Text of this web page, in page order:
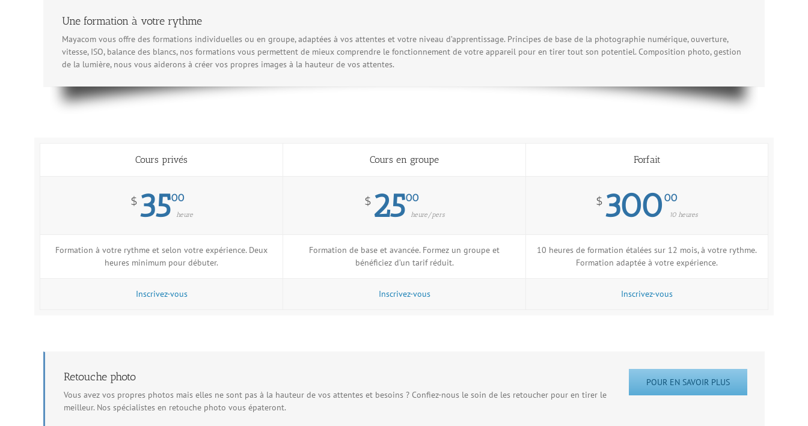
Une formation à votre rythme
Mayacom vous offre des formations individuelles ou en groupe, adaptées à vos attentes et votre niveau d’apprentissage. Principes de base de la photographie numérique, ouverture,
vitesse, ISO, balance des blancs, nos formations vous permettent de mieux comprendre le fonctionnement de votre appareil pour en tirer tout son potentiel. Composition photo, gestion
de la lumière, nous vous aiderons à créer vos propres images à la hauteur de vos attentes.
Cours privés
$ 3500
heure
Formation à votre rythme et selon votre expérience. Deux
heures minimum pour débuter.
Inscrivez-vous
Cours en groupe
$ 2500
heure/pers
Formation de base et avancée. Formez un groupe et
bénéficiez d’un tarif réduit.
Inscrivez-vous
Forfait
$ 300 00
10 heures
10 heures de formation étalées sur 12 mois, à votre rythme.
Formation adaptée à votre expérience.
Inscrivez-vous
POUR EN SAVOIR PLUS
Retouche photo
Vous avez vos propres photos mais elles ne sont pas à la hauteur de vos attentes et besoins ? Confiez-nous le soin de les retoucher pour en tirer le
meilleur. Nos spécialistes en retouche photo vous épateront.